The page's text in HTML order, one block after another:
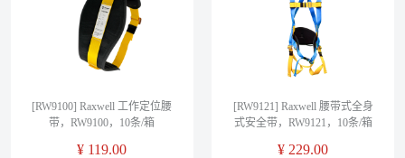
[RW9100] Raxwell 工作定位腰
带，RW9100，10条/箱
¥ 119.00
[RW9121] Raxwell 腰带式全身
式安全带，RW9121，10条/箱
¥ 229.00